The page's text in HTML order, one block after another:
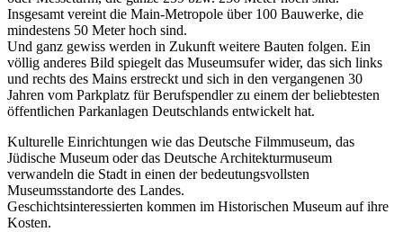
Insgesamt vereint die Main-Metropole über 100 Bauwerke, die
mindestens 50 Meter hoch sind.
Und ganz gewiss werden in Zukunft weitere Bauten folgen. Ein
völlig anderes Bild spiegelt das Museumsufer wider, das sich links
und rechts des Mains erstreckt und sich in den vergangenen 30
Jahren vom Parkplatz für Berufspendler zu einem der beliebtesten
öffentlichen Parkanlagen Deutschlands entwickelt hat.
Kulturelle Einrichtungen wie das Deutsche Filmmuseum, das
Jüdische Museum oder das Deutsche Architekturmuseum
verwandeln die Stadt in einen der bedeutungsvollsten
Museumsstandorte des Landes.
Geschichtsinteressierten kommen im Historischen Museum auf ihre
Kosten.